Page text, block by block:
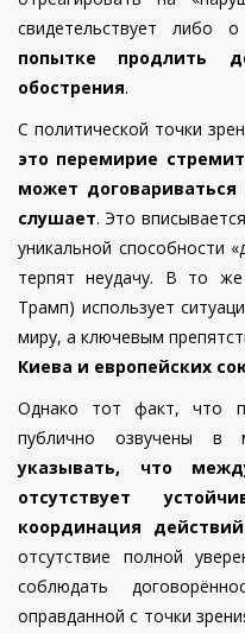
свидетельствует либо о
попытке продлить
обострения.
С политической точки
это перемирие
может
слушает. Это
уникальной способности
терпят неудачу. В то
Трамп) использует
миру, а ключевым
Киева и европейских
Однако тот факт, что
публично озвучены в
указывать, что
отсутствует
координация
отсутствие полной
соблюдать
оправданной с точки